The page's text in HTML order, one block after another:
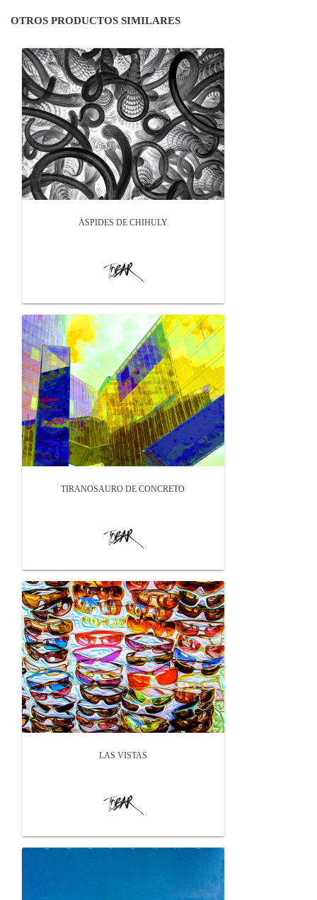
OTROS PRODUCTOS SIMILARES
ÁSPIDES DE CHIHULY
TIRANOSAURO DE CONCRETO
LAS VISTAS